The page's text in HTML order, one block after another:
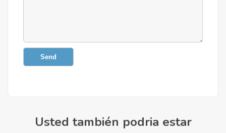
Send
Usted también podria estar